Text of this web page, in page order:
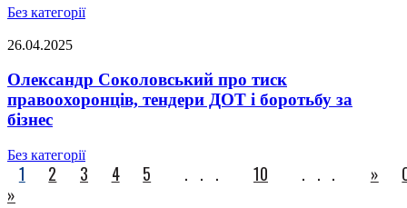
Без категорії
26.04.2025
Олександр Соколовський про тиск
правоохоронців, тендери ДОТ і боротьбу за
бізнес
Без категорії
1 2 3 4 5 ... 10 ... »
»